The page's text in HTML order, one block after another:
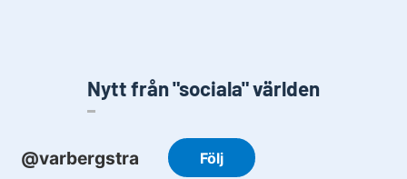
Nytt från "sociala" världen